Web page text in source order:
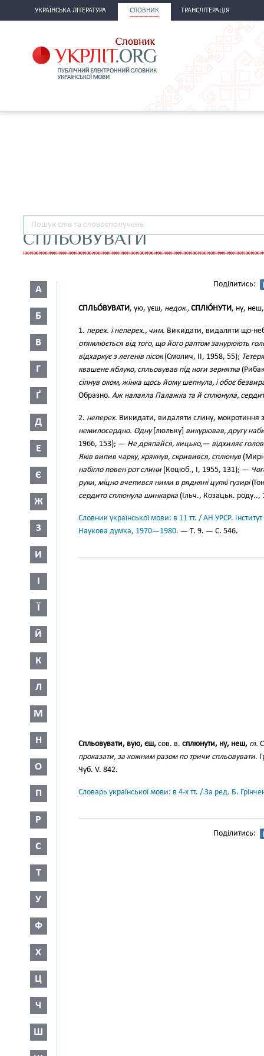
УКРАЇНСЬКА ЛІТЕРАТУРА СЛОВНИК ТРАНСЛІТЕРАЦІЯ
СПЛЬОВУВАТИ
А
Б
В
Г
Ґ
Д
Е
Є
Ж
З
И
І
Ї
Й
К
Л
М
Н
О
П
Р
С
Т
У
Ф
Х
Ц
Ч
Ш
Поділитись:
СПЛЬО́ВУВАТИ, ую, уєш, недок., СПЛЮ́НУТИ, ну,
1. перех. і неперех., чим. Викидати, видаляти що-
отямлюється від того, що його раптом занурюють
відхаркує з легенів пісок(Смолич, II, 1958, 55);
квашене яблуко, спльовував під ноги зернятка
сіпнув оком, жінка щось йому шепнула, і обоє
Образно. Аж налаяла Палажка та й сплюнула,
2. неперех. Викидати, видаляти слину,
немилосердно. Одну[люльку] викурював, другу
1966, 153); — Не дряпайся, кицько,— відхиляє
Яків випив чарку, крякнув, скривився, сплюнув
набігло повен рот слини (Коцюб., І, 1955, 131); —
руки, міцно вчепився ними в рядняні цупкі гузирі
сердито сплюнула шинкарка (Ільч., Козацьк. роду..,
Словник української мови: в 11 тт. / АН УРСР.
Наукова думка, 1970—1980. — Т. 9. — С. 546.
Спльовувати, вую, єш, сов. в. сплюнути, ну, неш, гл.
проказати, за кожним разом по тричи спльовувати.
Чуб. V. 842.
Словарь української мови: в 4-х тт. / За ред. Б.
Поділитись: